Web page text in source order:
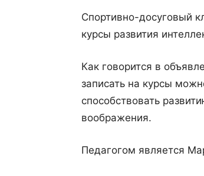
Спортивно-досуговый
курсы развития
Как говорится в
записать на курсы
способствовать
воображения.
Педагогом является